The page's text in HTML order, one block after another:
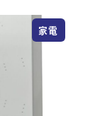
家電